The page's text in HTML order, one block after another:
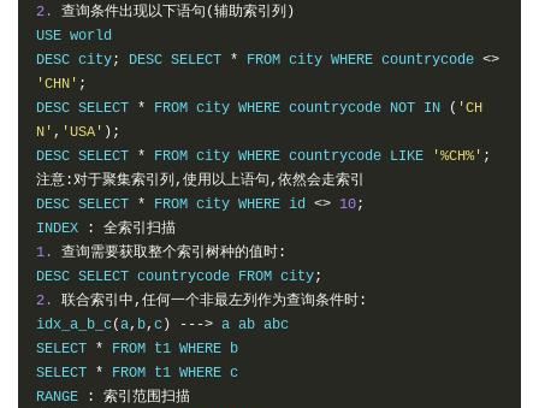
2.
查询条件出现以下语句(辅助索引列)
USE world
DESC city; DESC SELECT * FROM city WHERE countrycode <>
'CHN' ;
DESC SELECT * FROM city WHERE countrycode NOT IN ( 'CH
N' , 'USA' );
DESC SELECT * FROM city WHERE countrycode LIKE '%CH%' ;
注意:对于聚集索引列,使用以上语句,依然会走索引
DESC SELECT * FROM city WHERE id <> 10;
INDEX
:
全索引扫描
1.
查询需要获取整个索引树种的值时:
DESC SELECT countrycode FROM city;
2.
联合索引中,任何一个非最左列作为查询条件时:
idx_a_b_c(a, b, c ) ---> a ab abc
SELECT * FROM t1 WHERE b
SELECT * FROM t1 WHERE c
RANGE
:
索引范围扫描